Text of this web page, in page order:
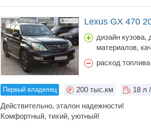
желательно с KDSS, только с правильно
на нем и в повороты входить по
лет, то это GX, только правильный GX он
Lexus GX 470
дизайн кузова,
материалов,
обслуживания,
расход топлива
Первый владелец 200 тыс.км 18 л
Действительно, эталон надежности!
Комфортный, тихий, уютный!